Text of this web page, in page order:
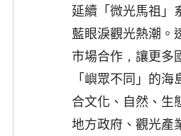
延續「微光馬祖」
藍眼淚觀光熱潮。
市場合作，讓更多
「嶼眾不同」的
合文化、自然、生
地方政府、觀光產